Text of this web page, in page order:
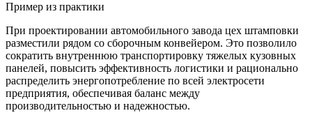
Пример из практики
При проектировании автомобильного завода цех штамповки
разместили рядом со сборочным конвейером. Это позволило
сократить внутреннюю транспортировку тяжелых кузовных
панелей, повысить эффективность логистики и рационально
распределить энергопотребление по всей электросети
предприятия, обеспечивая баланс между
производительностью и надежностью.